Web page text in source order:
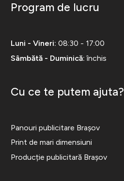
Program de lucru
Luni - Vineri: 08:30 - 17:00
Sâmbătă - Duminică:închis
Cu ce te putem ajuta?
Panouri publicitare Brașov
Print de mari dimensiuni
Producție publicitară Brașov